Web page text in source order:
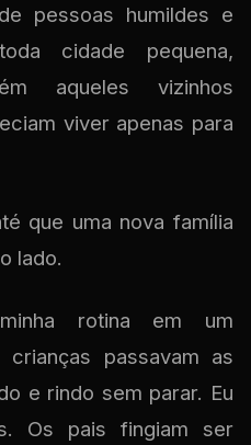
pessoas humildes e
cidade pequena,
aqueles vizinhos
viver apenas para
que uma nova família
lado.
rotina em um
passavam as
e rindo sem parar. Eu
Os pais fingiam ser